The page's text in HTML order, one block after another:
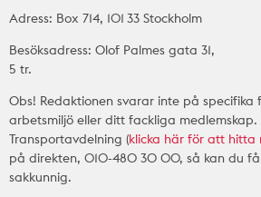
Adress: Box 714, 101 33 Stockholm
Besöksadress: Olof Palmes gata 31,
5 tr.
Obs! Redaktionen svarar inte på specifika
arbetsmiljö eller ditt fackliga
Transportavdelning (klicka här för att hitta
på direkten, 010-480 30 00, så kan du
sakkunnig.